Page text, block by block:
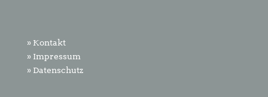
» Kontakt
» Impressum
» Datenschutz